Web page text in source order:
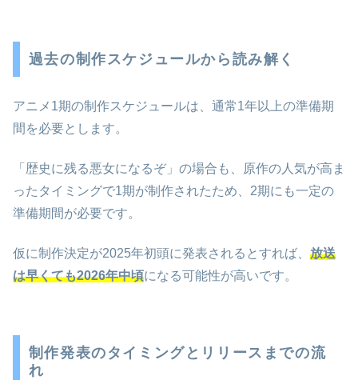
過去の制作スケジュールから読み解く
アニメ1期の制作スケジュールは、通常1年以上の準備期
間を必要とします。
「歴史に残る悪女になるぞ」の場合も、原作の人気が高ま
ったタイミングで1期が制作されたため、2期にも一定の
準備期間が必要です。
仮に制作決定が2025年初頭に発表されるとすれば、 放送
は早くても2026年中頃になる可能性が高いです。
制作発表のタイミングとリリースまでの流
れ